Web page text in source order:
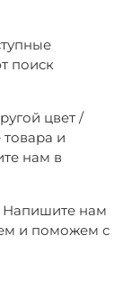
поиск
цвет /
и
нам в
Напишите нам
и поможем с